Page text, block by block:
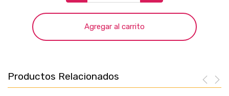
Agregar al carrito
Productos Relacionados